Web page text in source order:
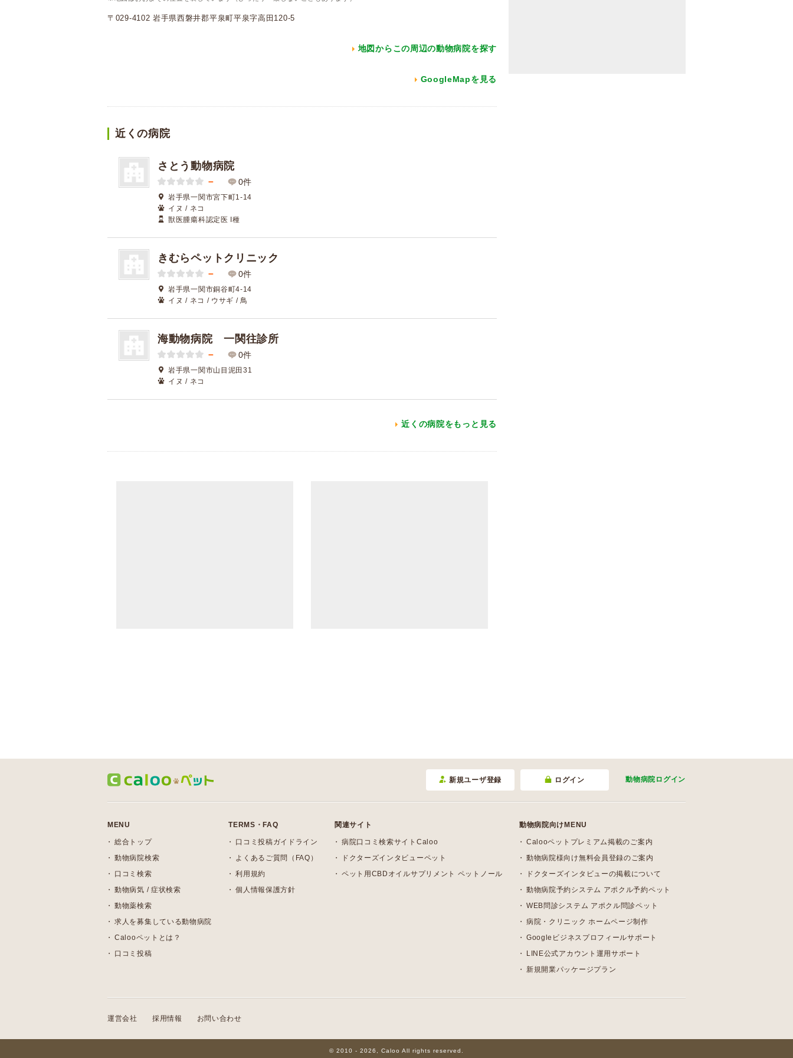
〒029-4102 岩手県西磐井郡平泉町平泉字高田120-5
地図からこの周辺の動物病院を探す
GoogleMapを見る
近くの病院
さとう動物病院
－ 0件
岩手県一関市宮下町1-14
イヌ / ネコ
獣医腫瘍科認定医 I種
きむらペットクリニック
－ 0件
岩手県一関市銅谷町4-14
イヌ / ネコ / ウサギ / 鳥
海動物病院 一関往診所
－ 0件
岩手県一関市山目泥田31
イヌ / ネコ
近くの病院をもっと見る
新規ユーザ登録 ログイン 動物病院 ログイン
MENU
総合トップ
動物病院検索
口コミ検索
動物病気 / 症状検索
動物薬検索
求人を募集している動物病院
Calooペットとは？
口コミ投稿
TERMS・FAQ
口コミ投稿ガイドライン
よくあるご質問（FAQ）
利用規約
個人情報保護方針
関連サイト
病院口コミ検索サイトCaloo
ドクターズインタビューペット
ペット用CBDオイルサプリメント ペットノール
動物病院向けMENU
Calooペットプレミアム掲載のご案内
動物病院様向け無料会員登録のご案内
ドクターズインタビューの掲載について
動物病院予約システム アポクル予約ペット
WEB問診システム アポクル問診ペット
病院・クリニック ホームページ制作
Googleビジネスプロフィールサポート
LINE公式アカウント運用サポート
新規開業パッケージプラン
運営会社 採用情報 お問い合わせ
© 2010 - 2026, Caloo All rights reserved.